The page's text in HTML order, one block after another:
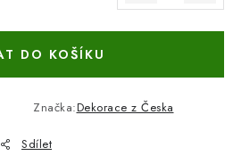
DO KOŠÍKU
Značka:Dekorace z Česka
Sdílet